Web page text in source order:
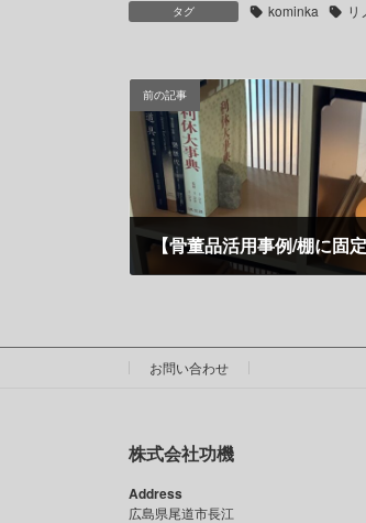
タグ kominka リ
前の記事
【骨董品活用事例/棚に固
お問い合わせ
株式会社功機
Address
広島県尾道市長江